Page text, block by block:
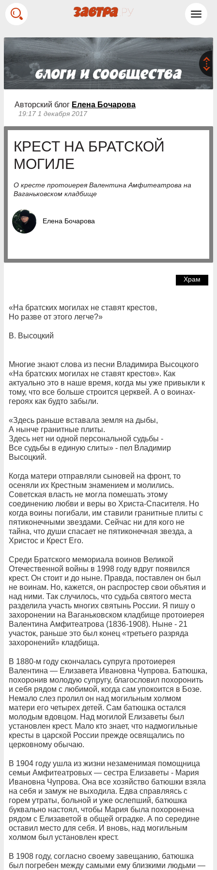
Авторский блог Елена Бочарова
19:17 1 декабря 2017
КРЕСТ НА БРАТСКОЙ
МОГИЛЕ
О кресте протоиерея Валентина Амфитеатрова на
Ваганьковском кладбище
Елена Бочарова
Храм
«На братских могилах не ставят крестов,
Но разве от этого легче?»
В. Высоцкий
Многие знают слова из песни Владимира Высоцкого
«На братских могилах не ставят крестов». Как
актуально это в наше время, когда мы уже привыкли к
тому, что все больше строится церквей. А о воинах-
героях как будто забыли.
«Здесь раньше вставала земля на дыбы,
А нынче гранитные плиты.
Здесь нет ни одной персональной судьбы -
Все судьбы в единую слиты» - пел Владимир
Высоцкий.
Когда матери отправляли сыновей на фронт, то
осеняли их Крестным знамением и молились.
Советская власть не могла помешать этому
соединению любви и веры во Христа-Спасителя. Но
когда воины погибали, им ставили гранитные плиты с
пятиконечными звездами. Сейчас ни для кого не
тайна, что души спасает не пятиконечная звезда, а
Христос и Крест Его.
Среди Братского мемориала воинов Великой
Отечественной войны в 1998 году вдруг появился
крест. Он стоит и до ныне. Правда, поставлен он был
не воинам. Но, кажется, он распростер свои объятия и
над ними. Так случилось, что судьба святого места
разделила участь многих святынь России. Я пишу о
захоронении на Ваганьковском кладбище протоиерея
Валентина Амфитеатрова (1836-1908). Ныне - 21
участок, раньше это был конец «третьего разряда
захоронений» кладбища.
В 1880-м году скончалась супруга протоиерея
Валентина — Елизавета Ивановна Чупрова. Батюшка,
похоронив молодую супругу, благословил похоронить
и себя рядом с любимой, когда сам упокоится в Бозе.
Немало слез пролил он над могильным холмом
матери его четырех детей. Сам батюшка остался
молодым вдовцом. Над могилой Елизаветы был
установлен крест. Мало кто знает, что надмогильные
кресты в царской России прежде освящались по
церковному обычаю.
В 1904 году ушла из жизни незаменимая помощница
семьи Амфитеатровых — сестра Елизаветы - Мария
Ивановна Чупрова. Она все хозяйство батюшки взяла
на себя и замуж не выходила. Едва справляясь с
горем утраты, больной и уже ослепший, батюшка
буквально настоял, чтобы Мария была похоронена
рядом с Елизаветой в общей оградке. А по середине
оставил место для себя. И вновь, над могильным
холмом был установлен крест.
В 1908 году, согласно своему завещанию, батюшка
был погребен между самыми ему близкими людьми —